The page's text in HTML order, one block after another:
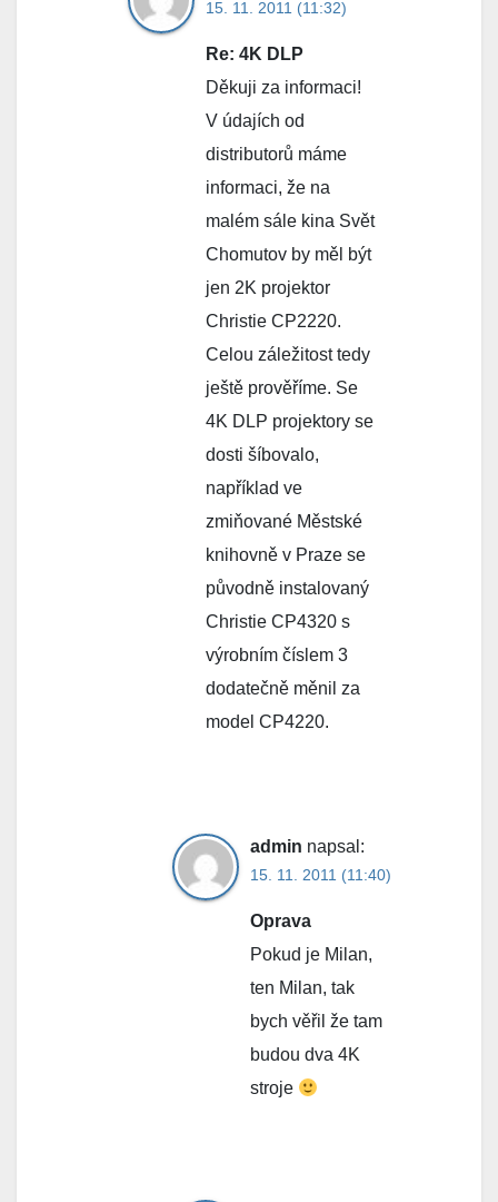
15. 11. 2011 (11:32)
Re: 4K DLP
Děkuji za informaci!
V údajích od
distributorů máme
informaci, že na
malém sále kina Svět
Chomutov by měl být
jen 2K projektor
Christie CP2220.
Celou záležitost tedy
ještě prověříme. Se
4K DLP projektory se
dosti šíbovalo,
například ve
zmiňované Městské
knihovně v Praze se
původně instalovaný
Christie CP4320 s
výrobním číslem 3
dodatečně měnil za
model CP4220.
admin napsal:
15. 11. 2011 (11:40)
Oprava
Pokud je Milan,
ten Milan, tak
bych věřil že tam
budou dva 4K
stroje